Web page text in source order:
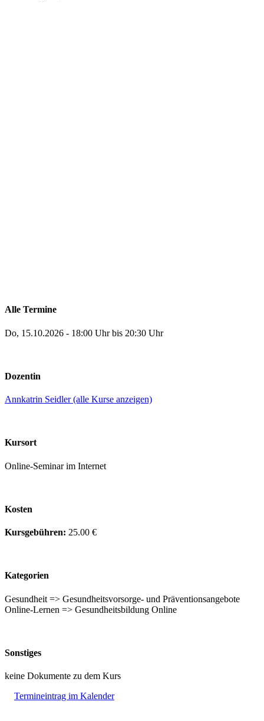
Alle Termine
Do, 15.10.2026 - 18:00 Uhr bis 20:30 Uhr
Dozentin
Annkatrin Seidler (alle Kurse anzeigen)
Kursort
Online-Seminar im Internet
Kosten
Kursgebühren: 25.00 €
Kategorien
Gesundheit => Gesundheitsvorsorge- und Präventionsangebote
Online-Lernen => Gesundheitsbildung Online
Sonstiges
keine Dokumente zu dem Kurs
Termineintrag im Kalender